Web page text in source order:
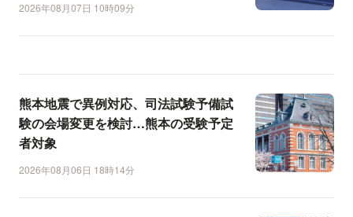
2026年08月07日 10時09分
熊本地震で異例対応、司法試験予備試
験の会場変更を検討…熊本の受験予定
者対象
2026年08月06日 18時14分